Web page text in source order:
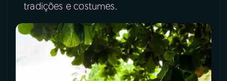
tradições e costumes.